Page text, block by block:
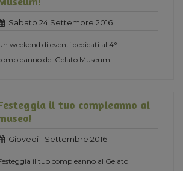
Sabato 24 Settembre 2016
weekend di eventi dedicati al 4°
del Gelato Museum
il tuo compleanno al
Giovedi 1 Settembre 2016
il tuo compleanno al Gelato